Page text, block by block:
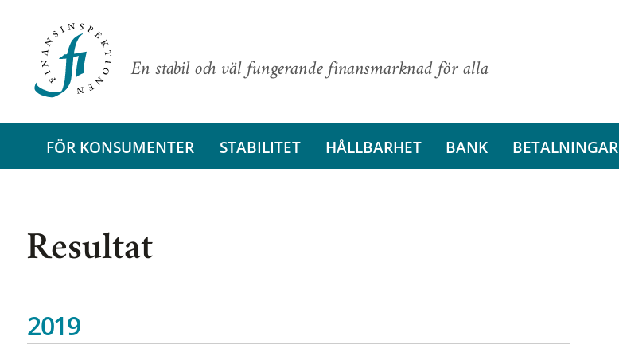
En stabil och väl fungerande finansmarknad för alla
FÖR KONSUMENTER STABILITET HÅLLBARHET BANK BETALNINGAR
Resultat
2019